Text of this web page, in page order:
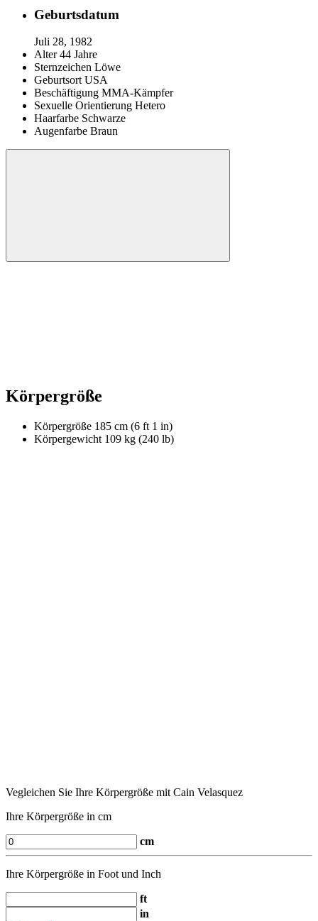
Geburtsdatum
Juli 28, 1982
Alter 44 Jahre
Sternzeichen Löwe
Geburtsort USA
Beschäftigung MMA-Kämpfer
Sexuelle Orientierung Hetero
Haarfarbe Schwarze
Augenfarbe Braun
Körpergröße
Körpergröße 185 cm (6 ft 1 in)
Körpergewicht 109 kg (240 lb)
Vegleichen Sie Ihre Körpergröße mit Cain Velasquez
Ihre Körpergröße in cm
cm
Ihre Körpergröße in Foot und Inch
ft
in